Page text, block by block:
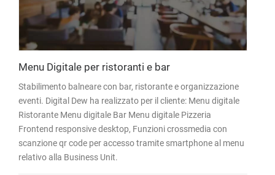
Menu Digitale per ristoranti e bar
Stabilimento balneare con bar, ristorante e organizzazione
eventi. Digital Dew ha realizzato per il cliente: Menu digitale
Ristorante Menu digitale Bar Menu digitale Pizzeria
Frontend responsive desktop, Funzioni crossmedia con
scanzione qr code per accesso tramite smartphone al menu
relativo alla Business Unit.